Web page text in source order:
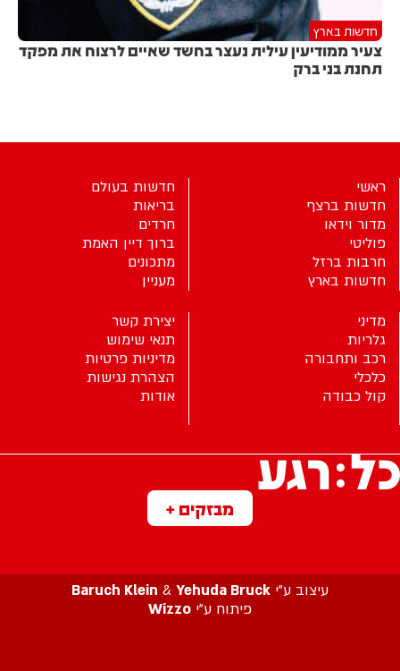
חדשות בארץ
צעיר ממודיעין עילית נעצר בחשד שאיים לרצוח את מפקד
תחנת בני ברק
מבזקים +
ראשי
חדשות ברצף
מדור וידאו
פוליטי
חרבות ברזל
חדשות בארץ
חדשות בעולם
בריאות
חרדים
ברוך דיין האמת
מתכונים
מעניין
מדיני
גלריות
רכב ותחבורה
כלכלי
קול כבודה
יצירת קשר
תנאי שימוש
מדיניות פרטיות
הצהרת נגישות
אודות
עיצוב ע”י Baruch Klein & Yehuda Bruck
פיתוח ע”י Wizzo